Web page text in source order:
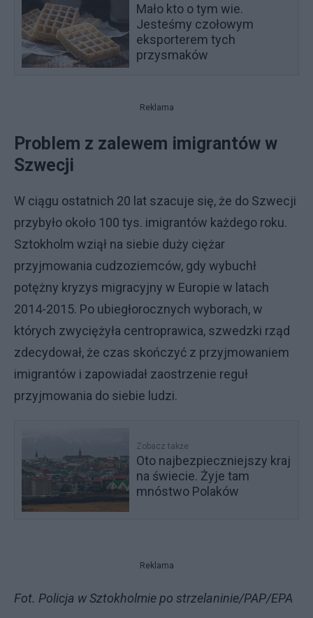
Mało kto o tym wie.
Jesteśmy czołowym
eksporterem tych
przysmaków
Reklama
Problem z zalewem imigrantów w
Szwecji
W ciągu ostatnich 20 lat szacuje się, że do Szwecji
przybyło około 100 tys. imigrantów każdego roku.
Sztokholm wziął na siebie duży ciężar
przyjmowania cudzoziemców, gdy wybuchł
potężny kryzys migracyjny w Europie w latach
2014-2015. Po ubiegłorocznych wyborach, w
których zwyciężyła centroprawica, szwedzki rząd
zdecydował, że czas skończyć z przyjmowaniem
imigrantów i zapowiadał zaostrzenie reguł
przyjmowania do siebie ludzi.
Zobacz także
Oto najbezpieczniejszy kraj
na świecie. Żyje tam
mnóstwo Polaków
Reklama
Fot. Policja w Sztokholmie po strzelaninie/PAP/EPA